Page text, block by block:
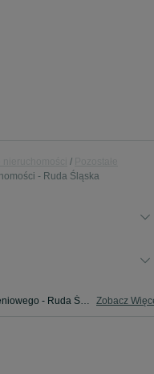
- Ruda Śląska
Skorzystaj z największego serwisu ogłoszeniowego - Ruda Śląska i okolice! - kupuj lub sprzedawaj jeszcze wygodniej w kategorii Pozostałe nieruchomości! Zobacz